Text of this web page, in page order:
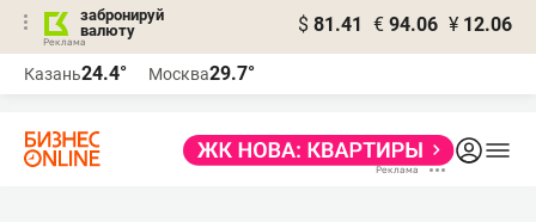
забронируй
валюту
$ 81.41 € 94.06 ¥ 12.06
Казань24.4° Москва29.7°